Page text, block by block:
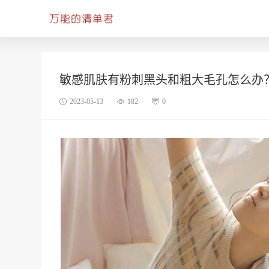
敏感肌肤有粉刺黑头和粗大毛孔怎么办
2023-05-13 182 0